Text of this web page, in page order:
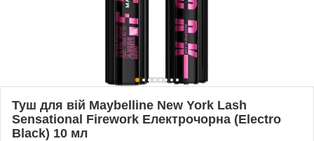
Туш для вій Maybelline New York Lash
Sensational Firework Електрочорна (Electro
Black) 10 мл